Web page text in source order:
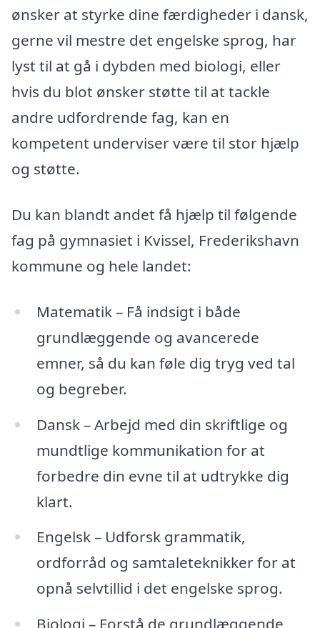
ønsker at styrke dine færdigheder i dansk,
gerne vil mestre det engelske sprog, har
lyst til at gå i dybden med biologi, eller
hvis du blot ønsker støtte til at tackle
andre udfordrende fag, kan en
kompetent underviser være til stor hjælp
og støtte.
Du kan blandt andet få hjælp til følgende
fag på gymnasiet i Kvissel, Frederikshavn
kommune og hele landet:
Matematik – Få indsigt i både
grundlæggende og avancerede
emner, så du kan føle dig tryg ved tal
og begreber.
Dansk – Arbejd med din skriftlige og
mundtlige kommunikation for at
forbedre din evne til at udtrykke dig
klart.
Engelsk – Udforsk grammatik,
ordforråd og samtaleteknikker for at
opnå selvtillid i det engelske sprog.
Biologi – Forstå de grundlæggende